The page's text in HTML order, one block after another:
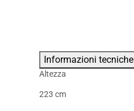
Informazioni tecniche
Altezza
223 cm